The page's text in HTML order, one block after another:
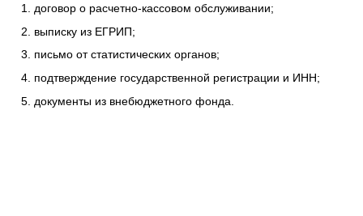
договор о расчетно-кассовом обслуживании;
выписку из ЕГРИП;
письмо от статистических органов;
подтверждение государственной регистрации и ИНН;
документы из внебюджетного фонда.